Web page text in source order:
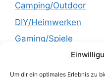
Um dir ein optimales Erlebnis zu
Camping/Outdoor
DIY/Heimwerken
Gaming/Spiele
Garden/Garten
Health/Gesundheit